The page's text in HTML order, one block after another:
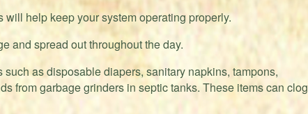
will help keep your system operating properly.
and spread out throughout the day.
such as disposable diapers, sanitary napkins, tampons,
from garbage grinders in septic tanks. These items can clog